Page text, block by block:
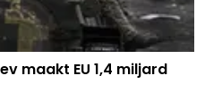
maakt EU 1,4 miljard